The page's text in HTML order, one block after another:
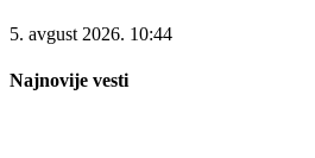
5. avgust 2026. 10:44
Najnovije vesti